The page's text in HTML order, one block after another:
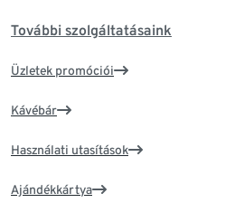
További szolgáltatásaink
Üzletek promóciói
Kávébár
Használati utasítások
Ajándékkártya